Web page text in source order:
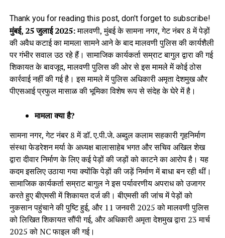
Thank you for reading this post, don't forget to subscribe!
मुंबई, 25 जुलाई 2025:मालवणी, मुंबई के सामना नगर, गेट नंबर 8 में पेड़ों
की अवैध कटाई का मामला सामने आने के बाद मालवणी पुलिस की कार्यशैली
पर गंभीर सवाल उठ रहे हैं। सामाजिक कार्यकर्ता सम्राट बागुल द्वारा की गई
शिकायत के बावजूद, मालवणी पुलिस की ओर से इस मामले में कोई ठोस
कार्रवाई नहीं की गई है। इस मामले में पुलिस अधिकारी अमृता देशमुख और
पीएसआई प्रफुल मासाळ की भूमिका विशेष रूप से संदेह के घेरे में है।
मामला क्या है?
सामना नगर, गेट नंबर 8 में डॉ. ए.पी.जे. अब्दुल कलाम सहकारी गृहनिर्माण
संस्था फेडरेशन मर्या के अध्यक्ष बालासाहेब भगत और सचिव अखिल शेख
द्वारा दीवार निर्माण के लिए कई पेड़ों की जड़ों को काटने का आरोप है। यह
कदम इसलिए उठाया गया क्योंकि पेड़ों की जड़ें निर्माण में बाधा बन रही थीं।
सामाजिक कार्यकर्ता सम्राट बागुल ने इस पर्यावरणीय अपराध को उजागर
करते हुए बीएमसी में शिकायत दर्ज की। बीएमसी की जांच में पेड़ों को
नुकसान पहुंचाने की पुष्टि हुई, और 11 जनवरी 2025 को मालवणी पुलिस
को लिखित शिकायत सौंपी गई, और अधिकारी अमृता देशमुख द्वारा 23 मार्च
2025 को NC फाइल की गई।